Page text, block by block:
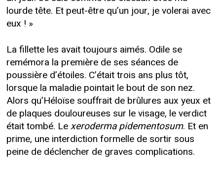
lourde tête. Et peut-être qu’un jour, je volerai avec
eux ! »
La fillette les avait toujours aimés. Odile se
remémora la première de ses séances de
poussière d’étoiles. C’était trois ans plus tôt,
lorsque la maladie pointait le bout de son nez.
Alors qu’Héloïse souffrait de brûlures aux yeux et
de plaques douloureuses sur le visage, le verdict
était tombé. Lexeroderma pidementosum. Et en
prime, une interdiction formelle de sortir sous
peine de déclencher de graves complications.